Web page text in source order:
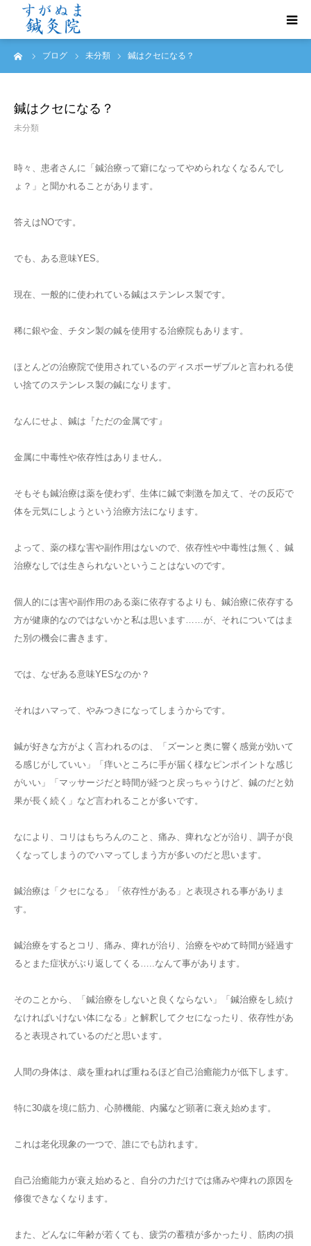
ブログ 未分類 鍼はクセになる？
鍼はクセになる？
未分類
時々、患者さんに「鍼治療って癖になってやめられなくなるんでし
ょ？」と聞かれることがあります。
答えはNOです。
でも、ある意味YES。
現在、一般的に使われている鍼はステンレス製です。
稀に銀や金、チタン製の鍼を使用する治療院もあります。
ほとんどの治療院で使用されているのディスポーザブルと言われる使
い捨てのステンレス製の鍼になります。
なんにせよ、鍼は『ただの金属です』
金属に中毒性や依存性はありません。
そもそも鍼治療は薬を使わず、生体に鍼で刺激を加えて、その反応で
体を元気にしようという治療方法になります。
よって、薬の様な害や副作用はないので、依存性や中毒性は無く、鍼
治療なしでは生きられないということはないのです。
個人的には害や副作用のある薬に依存するよりも、鍼治療に依存する
方が健康的なのではないかと私は思います……が、それについてはま
た別の機会に書きます。
では、なぜある意味YESなのか？
それはハマって、やみつきになってしまうからです。
鍼が好きな方がよく言われるのは、「ズーンと奥に響く感覚が効いて
る感じがしていい」「痒いところに手が届く様なピンポイントな感じ
がいい」「マッサージだと時間が経つと戻っちゃうけど、鍼のだと効
果が長く続く」など言われることが多いです。
なにより、コリはもちろんのこと、痛み、痺れなどが治り、調子が良
くなってしまうのでハマってしまう方が多いのだと思います。
鍼治療は「クセになる」「依存性がある」と表現される事がありま
す。
鍼治療をするとコリ、痛み、痺れが治り、治療をやめて時間が経過す
るとまた症状がぶり返してくる…..なんて事があります。
そのことから、「鍼治療をしないと良くならない」「鍼治療をし続け
なければいけない体になる」と解釈してクセになったり、依存性があ
ると表現されているのだと思います。
人間の身体は、歳を重ねれば重ねるほど自己治癒能力が低下します。
特に30歳を境に筋力、心肺機能、内臓など顕著に衰え始めます。
これは老化現象の一つで、誰にでも訪れます。
自己治癒能力が衰え始めると、自分の力だけでは痛みや痺れの原因を
修復できなくなります。
また、どんなに年齢が若くても、疲労の蓄積が多かったり、筋肉の損
初めての方へ
ご予約・お問い合わせ
アクセス
症例報告